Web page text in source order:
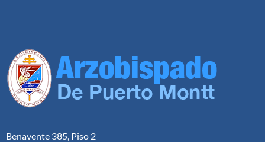
Benavente 385, Piso 2